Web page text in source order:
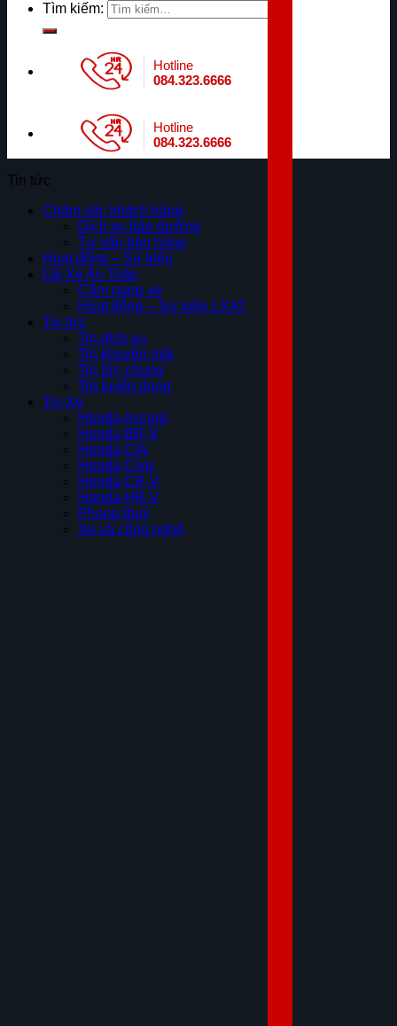
Tìm kiếm:
Hotline
084.323.6666
Hotline
084.323.6666
Tin tức
Chăm sóc khách hàng
Dịch vụ bảo dưỡng
Tư vấn bán hàng
Hoạt động – Sự kiện
Lái Xe An Toàn
Cẩm nang xe
Hoạt động – Sự kiện LXAT
Tin tức
Tin dịch vụ
Tin khuyến mãi
Tin tức chung
Tin tuyển dụng
Tin Xe
Honda Accord
Honda BR-V
Honda City
Honda Civic
Honda CR-V
Honda HR-V
Phong thuỷ
Xe và công nghệ